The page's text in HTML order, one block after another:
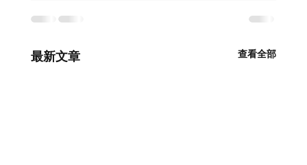
最新文章 查看全部